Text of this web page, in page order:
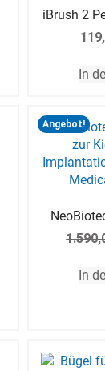
iBrush 2
In
Angebot!
In